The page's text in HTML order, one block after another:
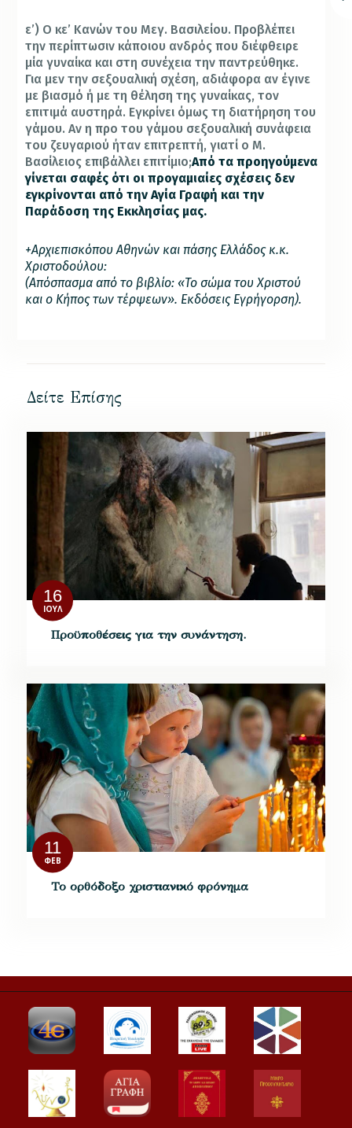
ε’) Ο κε’ Κανών του Μεγ. Βασιλείου. Προβλέπει
την περίπτωσιν κάποιου ανδρός που διέφθειρε
μία γυναίκα και στη συνέχεια την παντρεύθηκε.
Για μεν την σεξουαλική σχέση, αδιάφορα αν έγινε
με βιασμό ή με τη θέληση της γυναίκας, τον
επιτιμά αυστηρά. Εγκρίνει όμως τη διατήρηση του
γάμου. Αν η προ του γάμου σεξουαλική συνάφεια
του ζευγαριού ήταν επιτρεπτή, γιατί ο Μ.
Βασίλειος επιβάλλει επιτίμιο;Από τα προηγούμενα
γίνεται σαφές ότι οι προγαμιαίες σχέσεις δεν
εγκρίνονται από την Αγία Γραφή και την
Παράδοση της Εκκλησίας μας.
+Αρχιεπισκόπου Αθηνών και πάσης Ελλάδος κ.κ.
Χριστοδούλου:
(Απόσπασμα από το βιβλίο: «Το σώμα του Χριστού
και ο Κήπος των τέρψεων». Εκδόσεις Εγρήγορση).
Δείτε Επίσης
16
ΙΟΎΛ
Προϋποθέσεις για την συνάντηση.
11
ΦΕΒ
Το ορθόδοξο χριστιανικό φρόνημα